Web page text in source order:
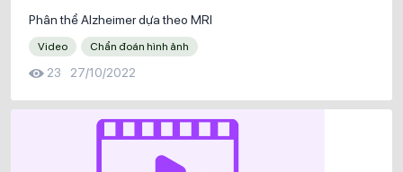
Phân thể Alzheimer dựa theo MRI
Video Chẩn đoán hình ảnh
23 27/10/2022